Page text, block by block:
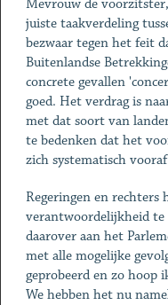
Mevrouw de
juiste taakverdeling
bezwaar tegen het feit
Buitenlandse
concrete gevallen
goed. Het verdrag is
met dat soort van
te bedenken dat het
zich systematisch
Regeringen en
verantwoordelijkheid te
daarover aan het
met alle mogelijke
geprobeerd en zo
We hebben het nu